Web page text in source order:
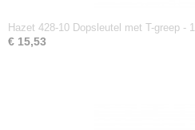
Hazet 428-10 Dopsleutel met T-greep -
€ 15,53